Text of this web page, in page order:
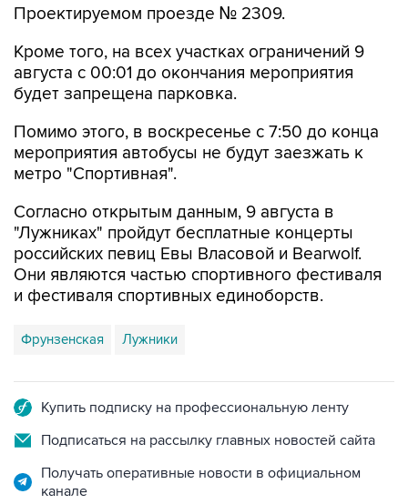
Проектируемом проезде № 2309.
Кроме того, на всех участках ограничений 9
августа с 00:01 до окончания мероприятия
будет запрещена парковка.
Помимо этого, в воскресенье с 7:50 до конца
мероприятия автобусы не будут заезжать к
метро "Спортивная".
Согласно открытым данным, 9 августа в
"Лужниках" пройдут бесплатные концерты
российских певиц Евы Власовой и Bearwolf.
Они являются частью спортивного фестиваля
и фестиваля спортивных единоборств.
Фрунзенская Лужники
Купить подписку на профессиональную ленту
Подписаться на рассылку главных новостей сайта
Получать оперативные новости в официальном
канале